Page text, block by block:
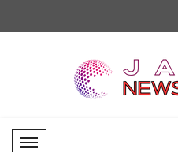
Mobil Menü